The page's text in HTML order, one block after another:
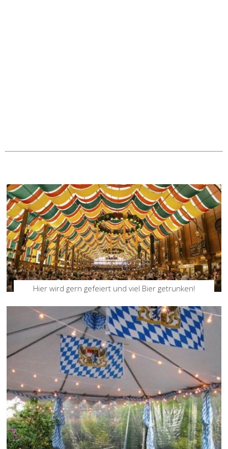
Hier wird gern gefeiert und viel Bier getrunken!